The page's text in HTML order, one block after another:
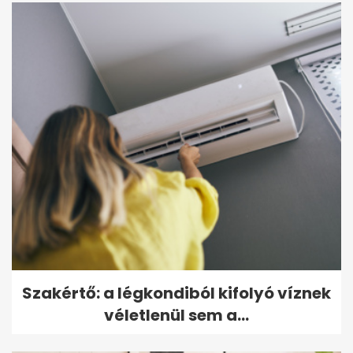
Szakértő: a légkondiból kifolyó víznek
véletlenül sem a...